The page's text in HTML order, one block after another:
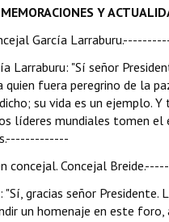
Y
García
Larraburu: "Sí señor
quien fuera peregrino de la
su vida es un ejemplo.
líderes mundiales tomen
concejal. Concejal
"Sí, gracias señor
un homenaje en este